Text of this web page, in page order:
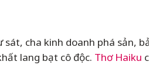
sát, cha kinh doanh phá
lang bạt cô độc. Thơ Haiku